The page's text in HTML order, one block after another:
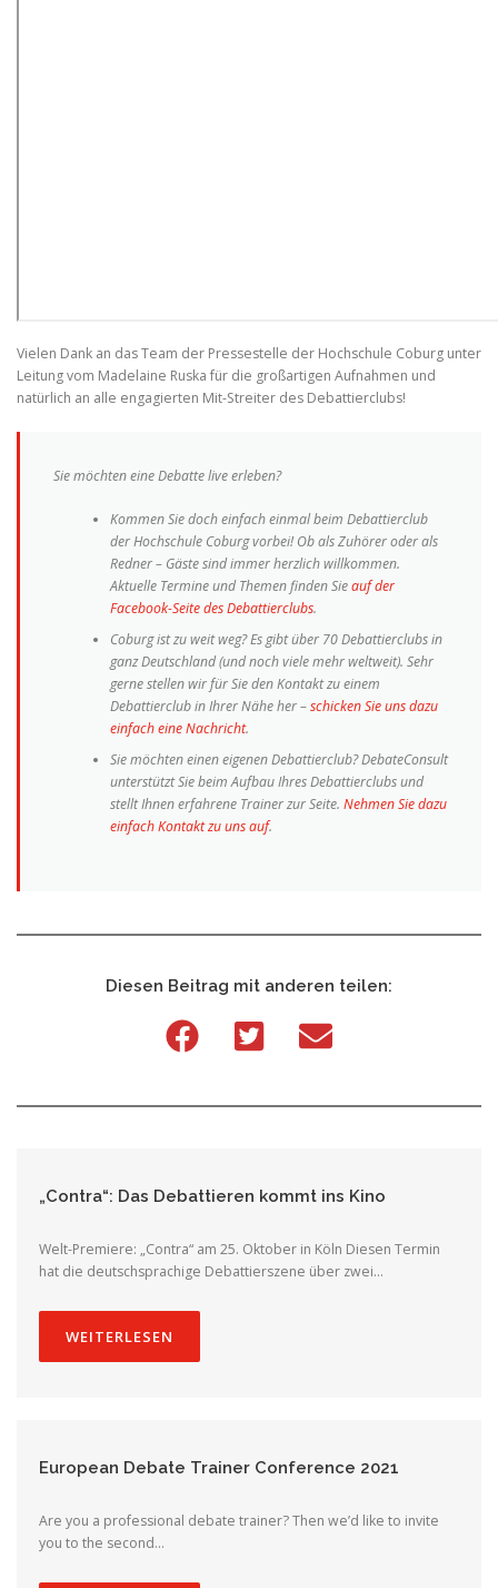
Vielen Dank an das Team der Pressestelle der Hochschule Coburg unter
Leitung vom Madelaine Ruska für die großartigen Aufnahmen und
natürlich an alle engagierten Mit-Streiter des Debattierclubs!
Sie möchten eine Debatte live erleben?
Kommen Sie doch einfach einmal beim Debattierclub
der Hochschule Coburg vorbei! Ob als Zuhörer oder als
Redner – Gäste sind immer herzlich willkommen.
Aktuelle Termine und Themen finden Sieauf der
Facebook-Seite des Debattierclubs.
Coburg ist zu weit weg? Es gibt über 70 Debattierclubs in
ganz Deutschland (und noch viele mehr weltweit). Sehr
gerne stellen wir für Sie den Kontakt zu einem
Debattierclub in Ihrer Nähe her –schicken Sie uns dazu
einfach eine Nachricht.
Sie möchten einen eigenen Debattierclub? DebateConsult
unterstützt Sie beim Aufbau Ihres Debattierclubs und
stellt Ihnen erfahrene Trainer zur Seite. Nehmen Sie dazu
einfach Kontakt zu uns auf.
Diesen Beitrag mit anderen teilen:
„Contra“: Das Debattieren kommt ins Kino
Welt-Premiere: „Contra“ am 25. Oktober in Köln Diesen Termin
hat die deutschsprachige Debattierszene über zwei…
WEITERLESEN
European Debate Trainer Conference 2021
Are you a professional debate trainer? Then we’d like to invite
you to the second…